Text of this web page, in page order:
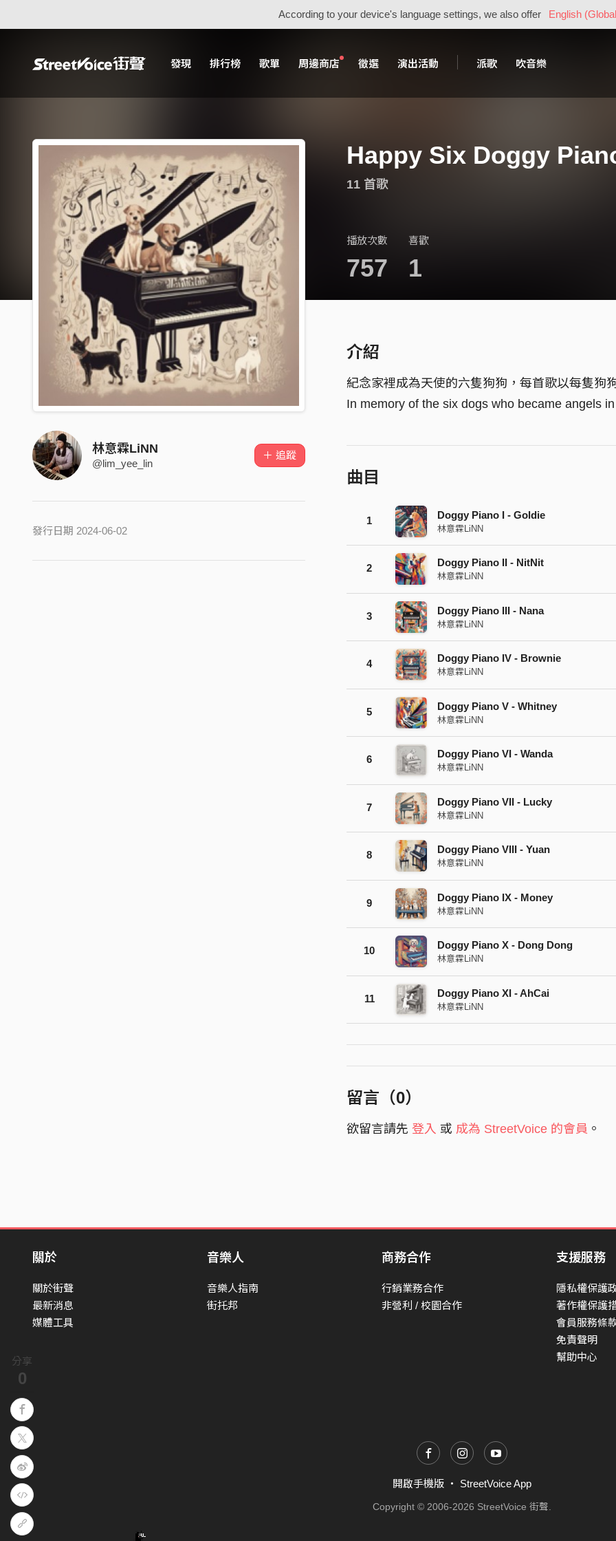
According to your device's language settings, we also offer English
發現 排行榜 歌單 周邊商店 徵選 演出活動 派歌 吹音樂
分享
0
Happy Six Doggy
11 首歌
播放次數
757
喜歡
1
林意霖LiNN
@lim_yee_lin
＋ 追蹤
發行日期 2024-06-02
介紹
紀念家裡成為天使的六隻狗狗，每首歌以每隻狗
In memory of the six dogs who became angels
曲目
1 Doggy Piano I - Goldie
林意霖LiNN
2 Doggy Piano II - NitNit
林意霖LiNN
3 Doggy Piano III - Nana
林意霖LiNN
4 Doggy Piano IV - Brownie
林意霖LiNN
5 Doggy Piano V - Whitney
林意霖LiNN
6 Doggy Piano VI - Wanda
林意霖LiNN
7 Doggy Piano VII - Lucky
林意霖LiNN
8 Doggy Piano VIII - Yuan
林意霖LiNN
9 Doggy Piano IX - Money
林意霖LiNN
10 Doggy Piano X - Dong Dong
林意霖LiNN
11 Doggy Piano XI - AhCai
林意霖LiNN
留言（0）
欲留言請先 登入 或 成為 StreetVoice 的會員 。
關於
關於街聲
最新消息
媒體工具
音樂人
音樂人指南
街托邦
商務合作
行銷業務合作
非營利 / 校園合作
支援服務
隱私權保護
著作權保護
會員服務條
免責聲明
幫助中心
開啟手機版 ・ StreetVoice App
Copyright © 2006-2026 StreetVoice 街聲.